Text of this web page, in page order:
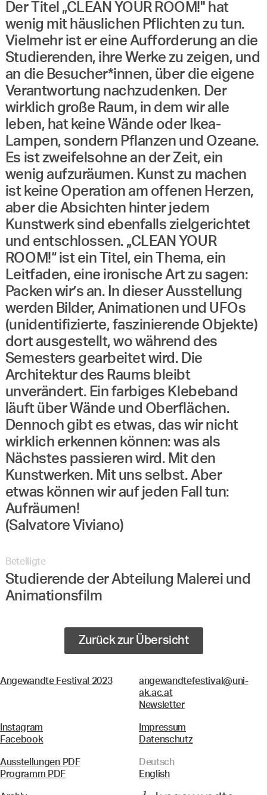
Der Titel „CLEAN YOUR ROOM!" hat
wenig mit häuslichen Pflichten zu tun.
Vielmehr ist er eine Aufforderung an die
Studierenden, ihre Werke zu zeigen, und
an die Besucher*innen, über die eigene
Verantwortung nachzudenken. Der
wirklich große Raum, in dem wir alle
leben, hat keine Wände oder Ikea-
Lampen, sondern Pflanzen und Ozeane.
Es ist zweifelsohne an der Zeit, ein
wenig aufzuräumen. Kunst zu machen
ist keine Operation am offenen Herzen,
aber die Absichten hinter jedem
Kunstwerk sind ebenfalls zielgerichtet
und entschlossen. „CLEAN YOUR
ROOM!“ ist ein Titel, ein Thema, ein
Leitfaden, eine ironische Art zu sagen:
Packen wir’s an. In dieser Ausstellung
werden Bilder, Animationen und UFOs
(unidentifizierte, faszinierende Objekte)
dort ausgestellt, wo während des
Semesters gearbeitet wird. Die
Architektur des Raums bleibt
unverändert. Ein farbiges Klebeband
läuft über Wände und Oberflächen.
Dennoch gibt es etwas, das wir nicht
wirklich erkennen können: was als
Nächstes passieren wird. Mit den
Kunstwerken. Mit uns selbst. Aber
etwas können wir auf jeden Fall tun:
Aufräumen!
(Salvatore Viviano)
Beteiligte
Studierende der Abteilung Malerei und
Animationsfilm
Zurück zur Übersicht
Angewandte Festival 2023
angewandtefestival@uni-
ak.ac.at
Newsletter
Instagram
Facebook
Impressum
Datenschutz
Ausstellungen PDF
Programm PDF
Deutsch
English